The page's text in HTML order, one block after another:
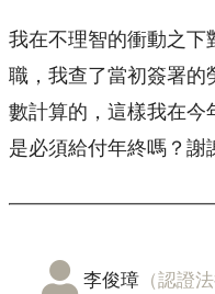
我在不理智的衝動之下
職，我查了當初簽署的
數計算的，這樣我在今
是必須給付年終嗎？謝
李俊璋 （認證